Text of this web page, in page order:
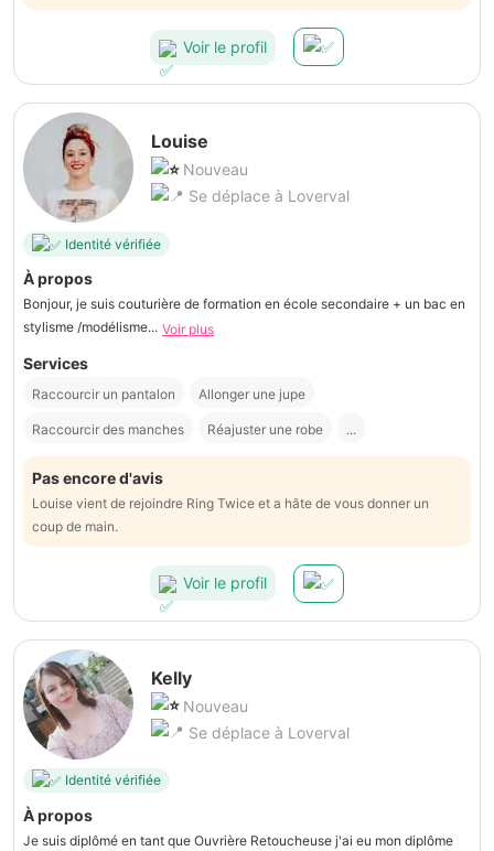
Voir le profil
Louise
Nouveau
Se déplace à Loverval
Identité vérifiée
À propos
Bonjour, je suis couturière de formation en école secondaire + un bac en
stylisme /modélisme... Voir plus
Services
Raccourcir un pantalon Allonger une jupe
Raccourcir des manches Réajuster une robe ...
Pas encore d'avis
Louise vient de rejoindre Ring Twice et a hâte de vous donner un
coup de main.
Voir le profil
Kelly
Nouveau
Se déplace à Loverval
Identité vérifiée
À propos
Je suis diplômé en tant que Ouvrière Retoucheuse j'ai eu mon diplôme